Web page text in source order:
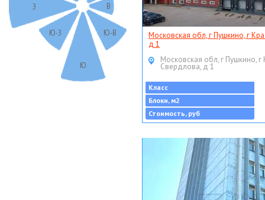
В
Ю-В
Ю
Ю-З
З
Московская обл, г Пушкино, г
д 1
Московская обл, г Пушкино, г
Свердлова, д 1
Класс
Блоки, м2
Стоимость, руб